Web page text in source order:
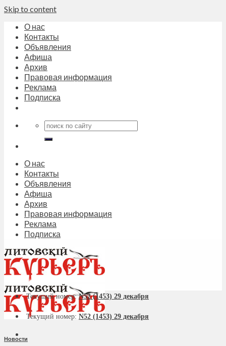
Skip to content
О нас
Контакты
Объявления
Афиша
Архив
Правовая информация
Реклама
Подписка
О нас
Контакты
Объявления
Афиша
Архив
Правовая информация
Реклама
Подписка
Текущий номер:N52 (1453) 29 декабря
Текущий номер: N52 (1453) 29 декабря
Новости